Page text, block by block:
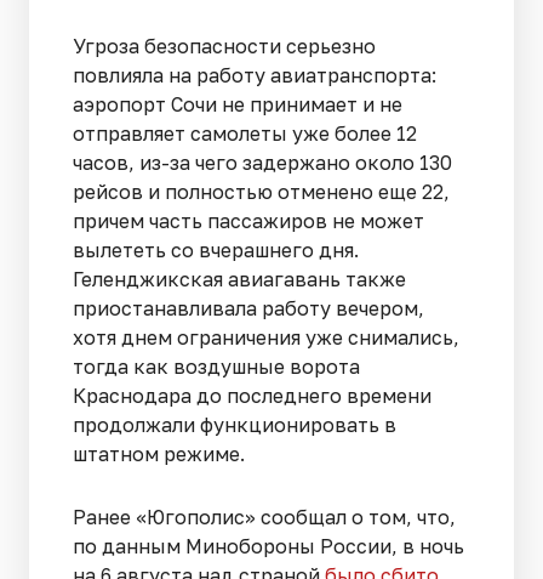
Угроза безопасности серьезно
повлияла на работу авиатранспорта:
аэропорт Сочи не принимает и не
отправляет самолеты уже более 12
часов, из-за чего задержано около 130
рейсов и полностью отменено еще 22,
причем часть пассажиров не может
вылететь со вчерашнего дня.
Геленджикская авиагавань также
приостанавливала работу вечером,
хотя днем ограничения уже снимались,
тогда как воздушные ворота
Краснодара до последнего времени
продолжали функционировать в
штатном режиме.
Ранее «Югополис» сообщал о том, что,
по данным Минобороны России, в ночь